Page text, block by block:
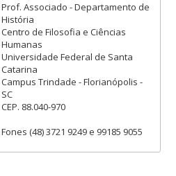
Prof. Associado - Departamento de
História
Centro de Filosofia e Ciências
Humanas
Universidade Federal de Santa
Catarina
Campus Trindade - Florianópolis -
SC
CEP. 88.040-970
Fones (48) 3721 9249 e 99185 9055